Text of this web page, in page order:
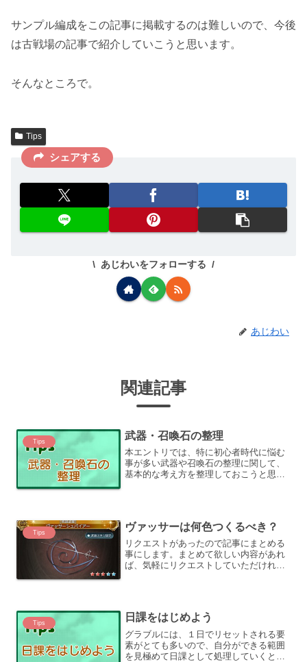
サンプル編成をこの記事に掲載するのは難しいので、今後
は古戦場の記事で紹介していこうと思います。
そんなところで。
Tips
シェアする
あじわいをフォローする
あじわい
関連記事
Tips 武器・召喚石の整理
本エントリでは、特に初心者時代に悩む
事が多い武器や召喚石の整理に関して、
基本的な考え方を整理しておこうと思い
Tips ヴァッサーは何色つくるべき？
リクエストがあったので記事にまとめる
事にします。まとめて欲しい内容があれ
ば、気軽にリクエストしていただければ
肢を増やすという意味では...
Tips 日課をはじめよう
グラブルには、１日でリセットされる要
素がとても多いので、自分ができる範囲
を見極めて日課として処理していくと効